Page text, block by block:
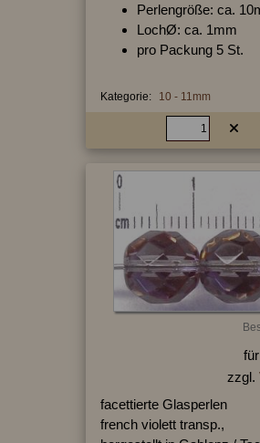
Perlengröße: ca.
LochØ: ca. 1mm
pro Packung 5 St.
Kategorie: 10 - 11mm
für
zzgl.
facettierte Glasperlen
french violett transp.,